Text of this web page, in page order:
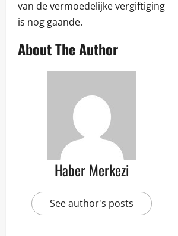
van de vermoedelijke vergiftiging
is nog gaande.
About The Author
Haber Merkezi
See author's posts